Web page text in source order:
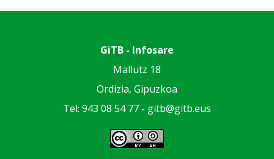
GiTB - Infosare
Mallutz 18
Ordizia, Gipuzkoa
Tel: 943 08 54 77 - gitb@gitb.eus